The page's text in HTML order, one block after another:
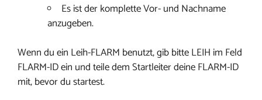
Es ist der komplette Vor- und Nachname
anzugeben.
Wenn du ein Leih-FLARM benutzt, gib bitte LEIH im Feld
FLARM-ID ein und teile dem Startleiter deine FLARM-ID
mit, bevor du startest.